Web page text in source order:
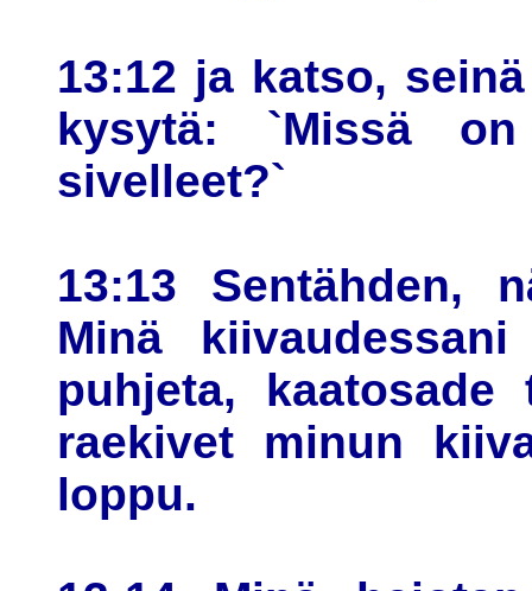
13:12 ja katso,
kysytä: `Missä
sivelleet?`
13:13 Sentähden,
Minä
puhjeta,
raekivet minun
loppu.